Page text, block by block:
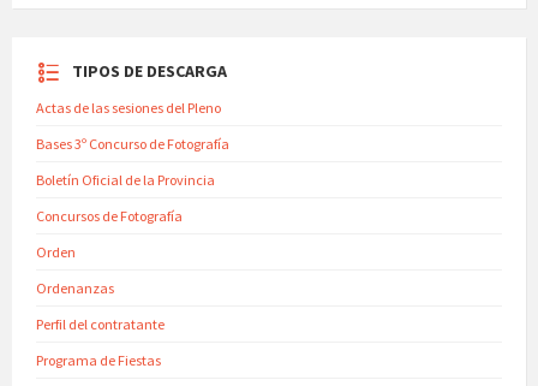
TIPOS DE DESCARGA
Actas de las sesiones del Pleno
Bases 3º Concurso de Fotografía
Boletín Oficial de la Provincia
Concursos de Fotografía
Orden
Ordenanzas
Perfil del contratante
Programa de Fiestas